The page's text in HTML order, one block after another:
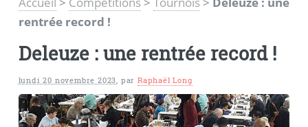
rentrée record !
Deleuze : une rentrée record !
lundi 20 novembre 2023, parRaphaël Long